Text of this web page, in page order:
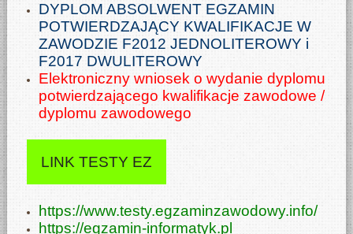
DYPLOM ABSOLWENT EGZAMIN
POTWIERDZAJĄCY KWALIFIKACJE W
ZAWODZIE F2012 JEDNOLITEROWY i
F2017 DWULITEROWY
Elektroniczny wniosek o wydanie dyplomu
potwierdzającego kwalifikacje zawodowe /
dyplomu zawodowego
LINK TESTY EZ
https://www.testy.egzaminzawodowy.info/
https://egzamin-informatyk.pl